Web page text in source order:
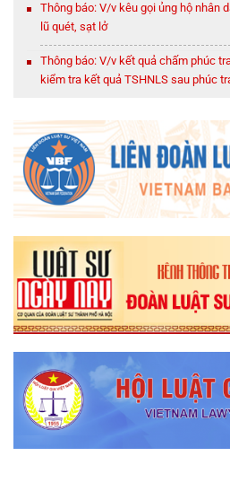
Thông báo: V/v kêu gọi ủng hộ nhân
lũ quét, sạt lở
Thông báo: V/v kết quả chấm phúc
kiểm tra kết quả TSHNLS sau phúc